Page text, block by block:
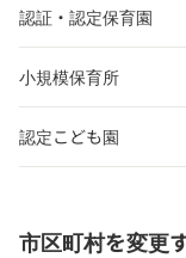
認証・認定保育園
小規模保育所
認定こども園
市区町村を変更